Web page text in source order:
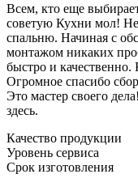
Всем, кто еще
советую Кухни мол!
спальню. Начиная с
монтажом никаких
быстро и
Огромное спасибо
Это мастер своего
здесь.
Качество продукции
Уровень сервиса
Срок изготовления